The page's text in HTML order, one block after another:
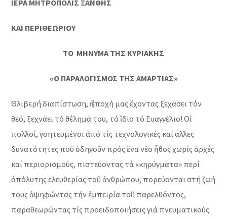
ΙΕΡΑ ΜΗΤΡΟΠΟΛΙΣ ΞΑΝΘΗΣ
ΚΑΙ ΠΕΡΙΘΕΩΡΙΟΥ
ΤΟ ΜΗΝΥΜΑ ΤΗΣ ΚΥΡΙΑΚΗΣ
«Ο ΠΑΡΑΛΟΓΙΣΜΟΣ ΤΗΣ ΑΜΑΡΤΙΑΣ»
Θλιβερή διαπίστωση, ἡ ἐποχή μας ἔχοντας ξεχάσει τόν
θεό, ξεχνάει τό θέλημά του, τό ἴδιο τό Ευαγγέλιο! Οἱ
πολλοί, γοητευμένοι ἀπό τίς τεχνολογικές καί άλλες
δυνατότητες πού ὁδηγοῦν πρός ἕνα νέο ἦθος χωρίς ἀρχές
καί περιορισμούς, πιστεύοντας τά «κηρύγματα» περί
ἀπόλυτης ελευθερίας τοῦ ἀνθρώπου, πορεύονται στή ζωή
τους ἀψηφώντας τήν ἐμπειρία τοῦ παρελθόντος,
παραθεωρώντας τίς προειδοποιήσεις γιά πνευματικούς